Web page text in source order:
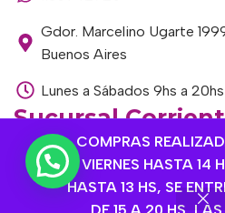
COMPRAS
VIERNES HASTA 14
HASTA 13 HS, SE
Gdor. Marcelino Ugarte
Buenos Aires
Lunes a Sábados 9hs a 20hs
Sucursal
1145306985
Corrientes 1464, Olivos,